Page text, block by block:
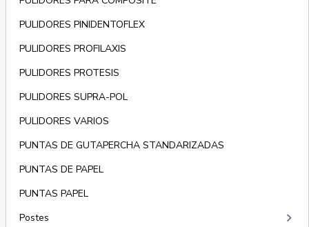
PULIDORES PINIDENTOFLEX
PULIDORES PROFILAXIS
PULIDORES PROTESIS
PULIDORES SUPRA-POL
PULIDORES VARIOS
PUNTAS DE GUTAPERCHA STANDARIZADAS
PUNTAS DE PAPEL
PUNTAS PAPEL
Postes
keyboard_arrow_right